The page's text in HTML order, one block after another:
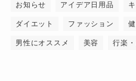
お知らせ アイデア日用品
ダイエット ファッション
男性にオススメ 美容 行楽